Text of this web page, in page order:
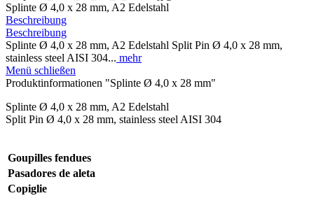
Splinte Ø 4,0 x 28 mm, A2 Edelstahl
Beschreibung
Beschreibung
Splinte Ø 4,0 x 28 mm, A2 Edelstahl Split Pin Ø 4,0 x 28 mm,
stainless steel AISI 304... mehr
Menü schließen
Produktinformationen "Splinte Ø 4,0 x 28 mm"
Splinte Ø 4,0 x 28 mm, A2 Edelstahl
Split Pin Ø 4,0 x 28 mm, stainless steel AISI 304
Goupilles fendues
Pasadores de aleta
Copiglie